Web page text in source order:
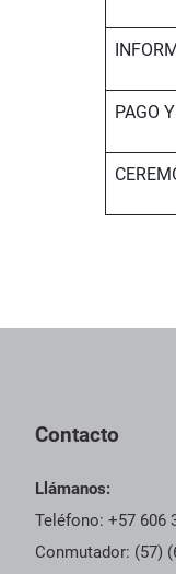
PAGO
Contacto
Llámanos:
Teléfono: +57 606
Conmutador: (57)